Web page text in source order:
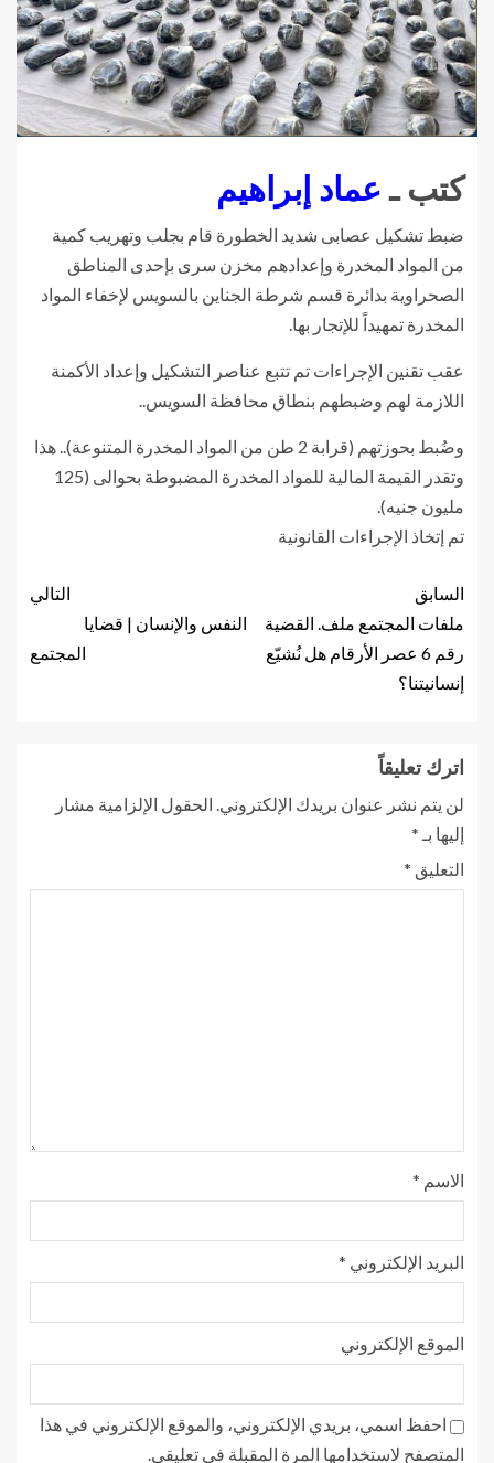
كتب ـعماد إبراهيم
ضبط تشكيل عصابى شديد الخطورة قام بجلب وتهريب كمية
من المواد المخدرة وإعدادهم مخزن سرى بإحدى المناطق
الصحراوية بدائرة قسم شرطة الجناين بالسويس لإخفاء المواد
المخدرة تمهيداً للإتجار بها.
عقب تقنين الإجراءات تم تتبع عناصر التشكيل وإعداد الأكمنة
اللازمة لهم وضبطهم بنطاق محافظة السويس..
وضُبط بحوزتهم (قرابة 2 طن من المواد المخدرة المتنوعة).. هذا
وتقدر القيمة المالية للمواد المخدرة المضبوطة بحوالى (125
مليون جنيه).
تم إتخاذ الإجراءات القانونية
السابق
ملفات المجتمع ملف. القضية
رقم 6 عصر الأرقام هل نُشيّع
إنسانيتنا؟
التالي
النفس والإنسان | قضايا
المجتمع
اترك تعليقاً
لن يتم نشر عنوان بريدك الإلكتروني. الحقول الإلزامية مشار
إليها بـ *
التعليق *
الاسم *
البريد الإلكتروني *
الموقع الإلكتروني
احفظ اسمي، بريدي الإلكتروني، والموقع الإلكتروني في هذا
المتصفح لاستخدامها المرة المقبلة في تعليقي.